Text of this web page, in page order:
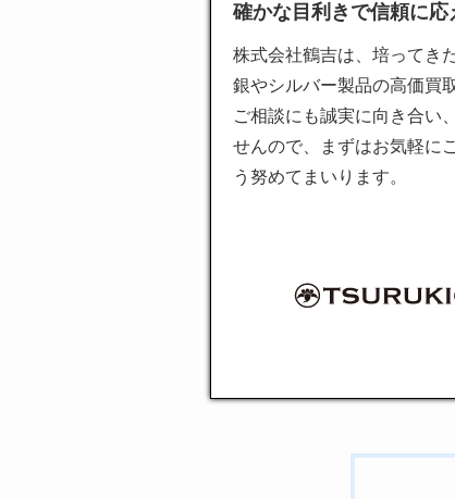
確かな目利きで信頼に
株式会社鶴吉は、培ってき
銀やシルバー製品の高価買
ご相談にも誠実に向き合い
せんので、まずはお気軽に
う努めてまいります。